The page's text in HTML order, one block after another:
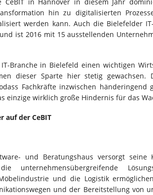
hin zu digitalisierten
werden kann. Auch die Bielefelder
ist 2016 mit 15 ausstellenden
Branche in Bielefeld einen wichtigen
dieser Sparte hier stetig gewachsen.
Fachkräfte inzwischen
einzige wirklich große Hindernis für das
auf der CeBIT
und Beratungshaus versorgt
die unternehmensübergreifende
und die Logistik
und der Bereitstellung von